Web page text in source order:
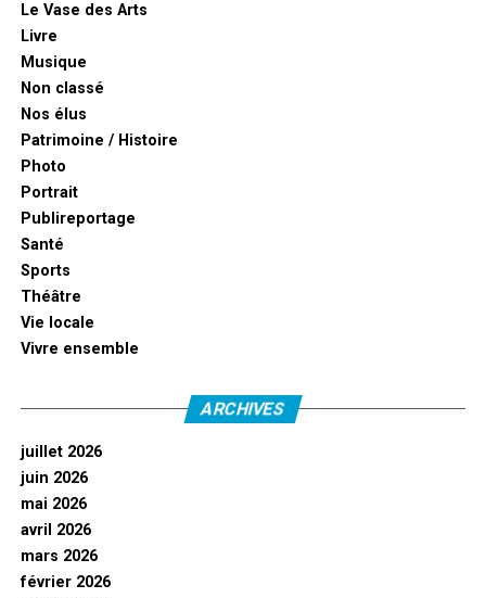
Le Vase des Arts
Livre
Musique
Non classé
Nos élus
Patrimoine / Histoire
Photo
Portrait
Publireportage
Santé
Sports
Théâtre
Vie locale
Vivre ensemble
ARCHIVES
juillet 2026
juin 2026
mai 2026
avril 2026
mars 2026
février 2026